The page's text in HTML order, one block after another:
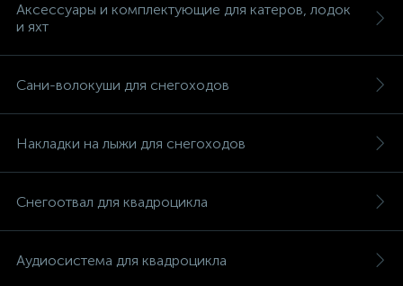
Аксессуары и комплектующие для катеров, лодок
и яхт
Сани-волокуши для снегоходов
Накладки на лыжи для снегоходов
Снегоотвал для квадроцикла
Аудиосистема для квадроцикла